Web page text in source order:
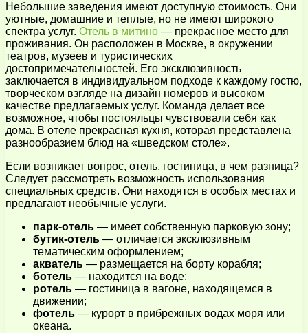
Небольшие заведения имеют доступную стоимость. Они
уютные, домашние и теплые, но не имеют широкого
спектра услуг. Отель в митино — прекрасное место для
проживания. Он расположен в Москве, в окружении
театров, музеев и туристических
достопримечательностей. Его эксклюзивность
заключается в индивидуальном подходе к каждому гостю,
творческом взгляде на дизайн номеров и высоком
качестве предлагаемых услуг. Команда делает все
возможное, чтобы постояльцы чувствовали себя как
дома. В отеле прекрасная кухня, которая представлена
разнообразием блюд на «шведском столе».
Если возникает вопрос, отель, гостиница, в чем разница?
Следует рассмотреть возможность использования
специальных средств. Они находятся в особых местах и
предлагают необычные услуги.
парк-отель — имеет собственную парковую зону;
бутик-отель — отличается эксклюзивным
тематическим оформлением;
акватель — размещается на борту корабля;
ботель — находится на воде;
ротель — гостиница в вагоне, находящемся в
движении;
фотель — курорт в прибрежных водах моря или
океана.